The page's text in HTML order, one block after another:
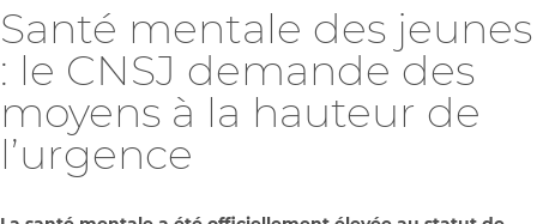
Santé mentale des jeunes
: le CNSJ demande des
moyens à la hauteur de
l’urgence